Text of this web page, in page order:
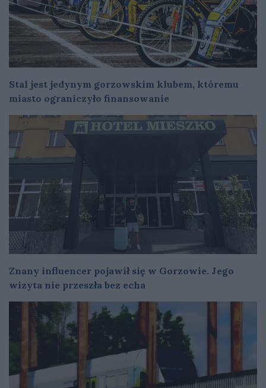
Stal jest jedynym gorzowskim klubem, któremu
miasto ograniczyło finansowanie
Znany influencer pojawił się w Gorzowie. Jego
wizyta nie przeszła bez echa